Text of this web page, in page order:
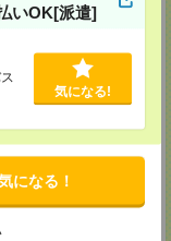
いOK[派遣]
気になる!
になる！
分銀行・明治安田生